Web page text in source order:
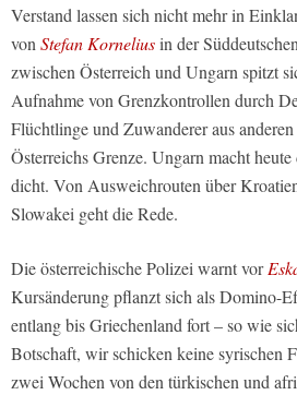
Verstand lassen sich nicht mehr in
vonStefan Korneliusin der
zwischen Österreich und Ungarn spitzt
Aufnahme von Grenzkontrollen durch
Flüchtlinge und Zuwanderer aus
Österreichs Grenze. Ungarn macht
dicht. Von Ausweichrouten über
Slowakei geht die Rede.
Die österreichische Polizei warnt vor
Kursänderung pflanzt sich als Domino-
entlang bis Griechenland fort – so wie
Botschaft, wir schicken keine syrischen
zwei Wochen von den türkischen und